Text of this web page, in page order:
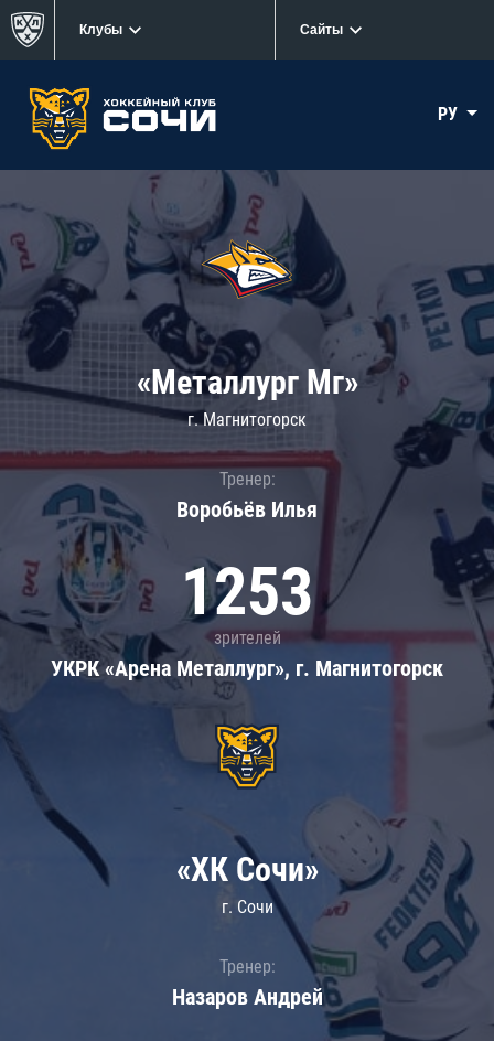
Клубы Сайты
РУ
«Металлург Мг»
г. Магнитогорск
Тренер:
Воробьёв Илья
1253
зрителей
УКРК «Арена Металлург», г. Магнитогорск
«ХК Сочи»
г. Сочи
Тренер:
Назаров Андрей